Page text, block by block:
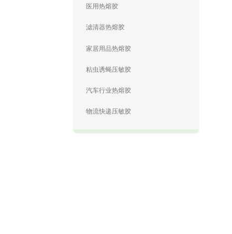
医用热熔胶
滤清器热熔胶
家居用品热熔胶
粘虫诱蝇压敏胶
汽车行业热熔胶
物流快递压敏胶